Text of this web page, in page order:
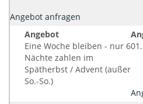
Angebot anfragen
Angebot
Eine Woche bleiben - nur 6
Nächte zahlen im
Spätherbst / Advent (außer
So.-So.)